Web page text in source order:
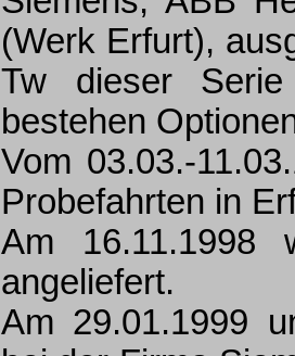
(Werk Erfurt),
Tw dieser
bestehen
Vom 03.03.-
Probefahrten in
Am 16.11.1998
angeliefert.
Am 29.01.1999